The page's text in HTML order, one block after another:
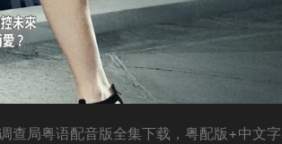
局粤语配音版全集下载，粤配版+中文